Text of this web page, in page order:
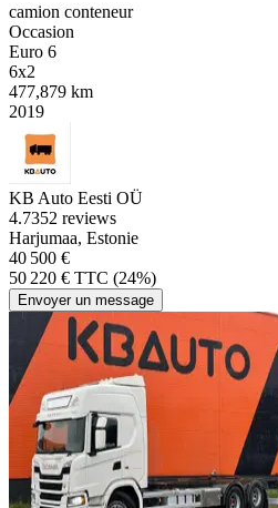
camion conteneur
Occasion
Euro 6
6x2
477,879 km
2019
KB Auto Eesti OÜ
4.7352 reviews
Harjumaa, Estonie
40 500 €
50 220 € TTC (24%)
Envoyer un message